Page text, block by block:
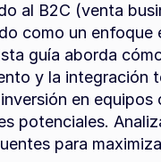
al B2C (venta
como un
guía aborda
y la integración
en equipos
potenciales.
para